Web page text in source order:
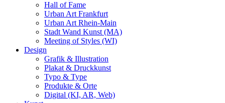
Hall of Fame
Urban Art Frankfurt
Urban Art Rhein-Main
Stadt Wand Kunst (MA)
Meeting of Styles (WI)
Design
Grafik & Illustration
Plakat & Druckkunst
Typo & Type
Produkte & Orte
Digital (KI, AR, Web)